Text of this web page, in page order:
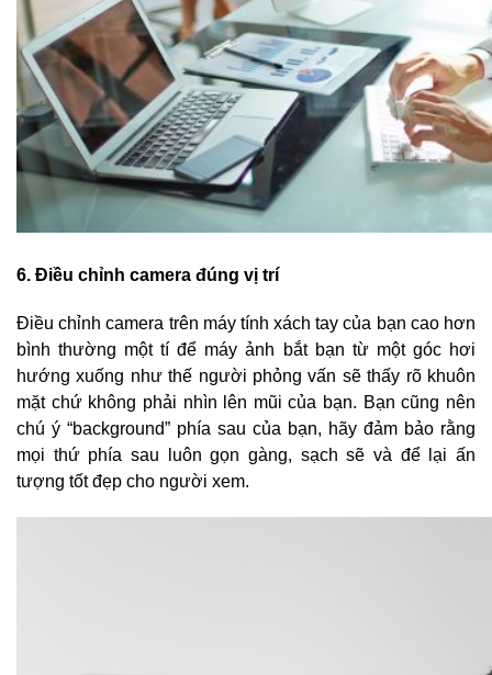
6. Điều chỉnh camera đúng vị trí
Điều chỉnh camera trên máy tính xách tay của bạn cao hơn
bình thường một tí để máy ảnh bắt bạn từ một góc hơi
hướng xuống như thế người phỏng vấn sẽ thấy rõ khuôn
mặt chứ không phải nhìn lên mũi của bạn. Bạn cũng nên
chú ý “background” phía sau của bạn, hãy đảm bảo rằng
mọi thứ phía sau luôn gọn gàng, sạch sẽ và để lại ấn
tượng tốt đẹp cho người xem.